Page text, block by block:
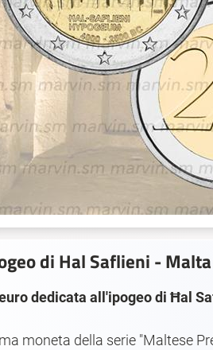
di Hal Saflieni -
dedicata all'ipogeo di Ħal
moneta della serie "Maltese